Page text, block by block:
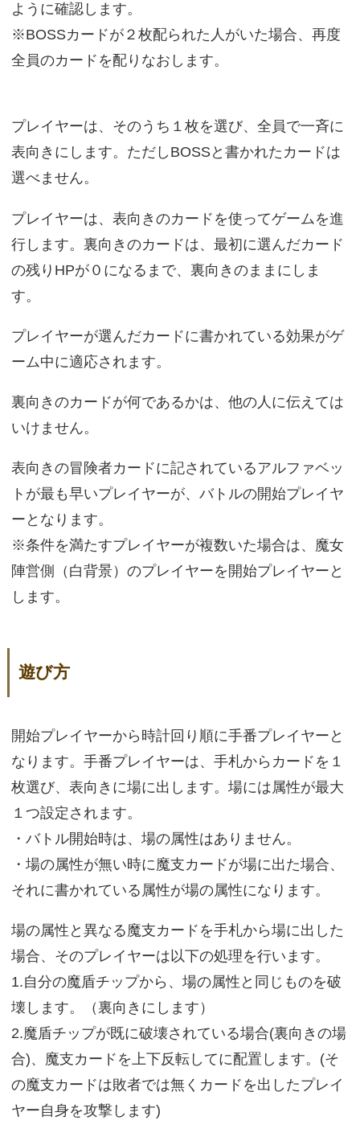
ように確認します。
※BOSSカードが２枚配られた人がいた場合、再度
全員のカードを配りなおします。
プレイヤーは、そのうち１枚を選び、全員で一斉に
表向きにします。ただしBOSSと書かれたカードは
選べません。
プレイヤーは、表向きのカードを使ってゲームを進
行します。裏向きのカードは、最初に選んだカード
の残りHPが０になるまで、裏向きのままにしま
す。
プレイヤーが選んだカードに書かれている効果がゲ
ーム中に適応されます。
裏向きのカードが何であるかは、他の人に伝えては
いけません。
表向きの冒険者カードに記されているアルファベッ
トが最も早いプレイヤーが、バトルの開始プレイヤ
ーとなります。
※条件を満たすプレイヤーが複数いた場合は、魔女
陣営側（白背景）のプレイヤーを開始プレイヤーと
します。
遊び方
開始プレイヤーから時計回り順に手番プレイヤーと
なります。手番プレイヤーは、手札からカードを１
枚選び、表向きに場に出します。場には属性が最大
１つ設定されます。
・バトル開始時は、場の属性はありません。
・場の属性が無い時に魔支カードが場に出た場合、
それに書かれている属性が場の属性になります。
場の属性と異なる魔支カードを手札から場に出した
場合、そのプレイヤーは以下の処理を行います。
1.自分の魔盾チップから、場の属性と同じものを破
壊します。（裏向きにします）
2.魔盾チップが既に破壊されている場合(裏向きの場
合)、魔支カードを上下反転してに配置します。(そ
の魔支カードは敗者では無くカードを出したプレイ
ヤー自身を攻撃します)